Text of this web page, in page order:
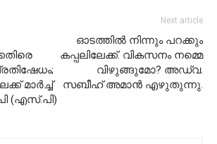
മാർച്ച്‌
(എസ്.പി)
Next article
ഓടത്തിൽ നിന്നും പറക്കും
കപ്പലിലേക്ക്. വികസനം നമ്മെ
വിഴുങ്ങുമോ? അഡ്വ.
സബീഹ് അമാൻ എഴുതുന്നു.